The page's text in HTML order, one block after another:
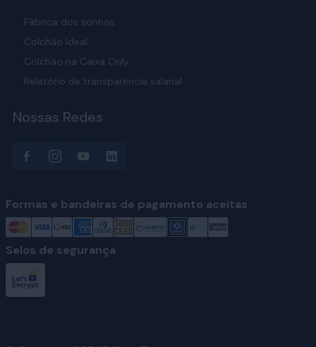
Fábrica dos sonhos
Colchão Ideal
Colchão na Caixa Only
Relatório de transparência salarial
Nossas Redes
Formas e bandeiras de pagamento aceitas
Selos de segurança